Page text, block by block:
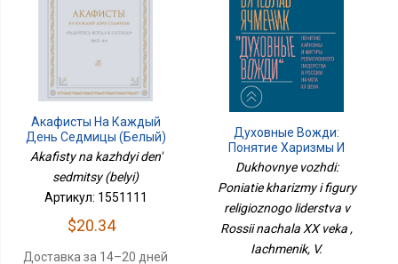
Акафисты На Каждый
День Седмицы (белый)
Akafisty na kazhdyi den'
sedmitsy (belyi)
Артикул: 1551111
$20.34
Доставка за 14–20 дней
Духовные Вожди:
Понятие Харизмы И
Фигуры Религиозного
Лидерства В России
Начала XX Века
Dukhovnye vozhdi:
Poniatie kharizmy i figury
religioznogo liderstva v
Rossii nachala XX veka ,
Iachmenik, V.